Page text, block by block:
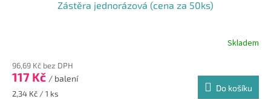
Zástěra jednorázová (cena za 50ks)
produktu
je
5,0
Skladem
96,69 Kč bez DPH
117 Kč / balení
Měrná
2,34 Kč / 1 ks
Do košíku